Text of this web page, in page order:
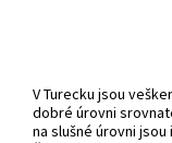
V Turecku jsou
dobré úrovni
na slušné úrovni